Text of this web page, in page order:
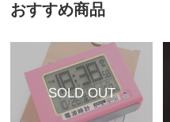
おすすめ商品